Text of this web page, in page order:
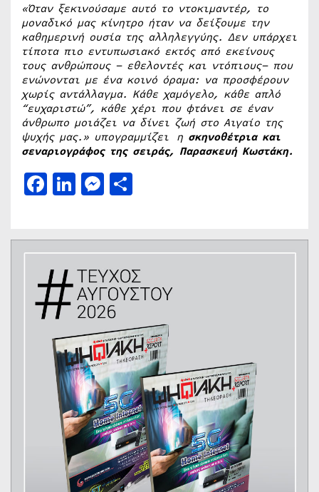
«Όταν ξεκινούσαμε αυτό το ντοκιμαντέρ, το
μοναδικό μας κίνητρο ήταν να δείξουμε την
καθημερινή ουσία της αλληλεγγύης. Δεν υπάρχει
τίποτα πιο εντυπωσιακό εκτός από εκείνους
τους ανθρώπους – εθελοντές και ντόπιους– που
ενώνονται με ένα κοινό όραμα: να προσφέρουν
χωρίς αντάλλαγμα. Κάθε χαμόγελο, κάθε απλό
“ευχαριστώ”, κάθε χέρι που φτάνει σε έναν
άνθρωπο μοιάζει να δίνει ζωή στο Αιγαίο της
ψυχής μας.» υπογραμμίζει η σκηνοθέτρια και
σεναριογράφος της σειράς, Παρασκευή Κωστάκη.
Facebook
LinkedIn
Messenger